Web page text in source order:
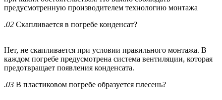
предусмотренную производителем технологию монтажа
.02 Скапливается в погребе конденсат?
Нет, не скапливается при условии правильного монтажа. В
каждом погребе предусмотрена система вентиляции, которая
предотвращает появления конденсата.
.03 В пластиковом погребе образуется плесень?